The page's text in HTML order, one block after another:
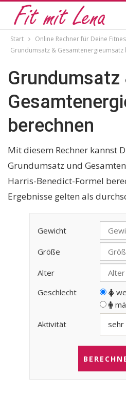
Start
Online Rechner für Deine
Grundumsatz & Gesamtenergieumsatz
Grundumsatz
berechnen
Mit diesem Rechner kannst
Grundumsatz und
Harris-Benedict-Formel
Ergebnisse gelten als
Gewicht
Größe
Alter
Geschlecht
Aktivität